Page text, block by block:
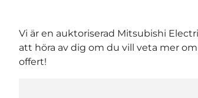
Vi är en auktoriserad Mitsubishi
att höra av dig om du vill veta mer
offert!